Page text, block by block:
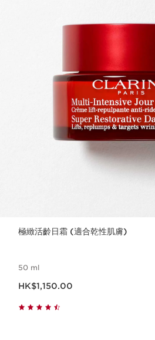
極緻活齡日霜 (適合乾性肌膚)
50 ml
HK$1,150.00